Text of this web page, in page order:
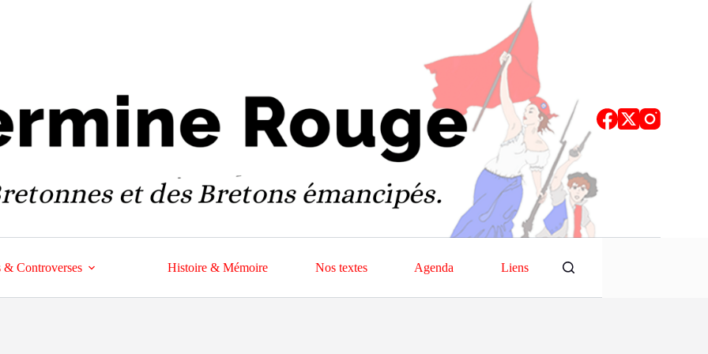
& Controverses Histoire & Mémoire Nos textes Agenda Liens